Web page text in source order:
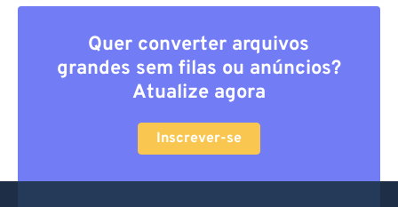
Quer converter arquivos
grandes sem filas ou anúncios?
Atualize agora
Inscrever-se